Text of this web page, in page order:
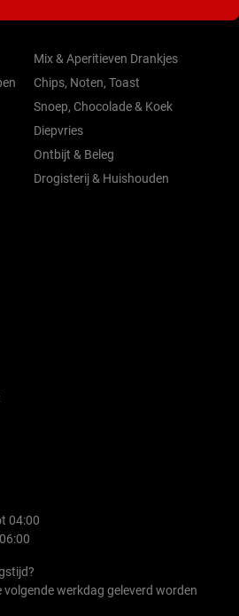
Mix & Aperitieven Drankjes
Chips, Noten, Toast
Snoep, Chocolade & Koek
Diepvries
Ontbijt & Beleg
Drogisterij & Huishouden
04:00
volgende werkdag geleverd worden